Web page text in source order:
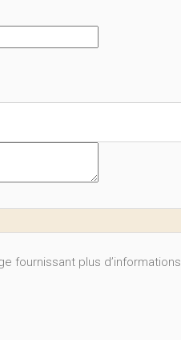
fournissant plus d’informations,